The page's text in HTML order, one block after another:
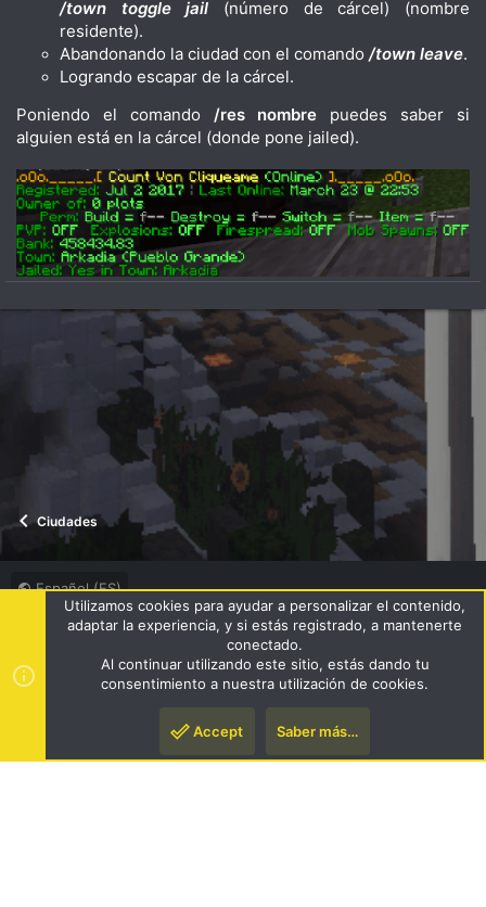
/town toggle jail (número de cárcel) (nombre
residente).
Abandonando la ciudad con el comando /town leave.
Logrando escapar de la cárcel.
Poniendo el comando /res nombre puedes saber si
alguien está en la cárcel (donde pone jailed).
Ciudades
Español (ES)
Términos y reglas
Política de privacidad Ayuda
R
S
Community platform by XenForo ® © 2010-2024 XenForo Ltd.
Utilizamos cookies para ayudar a personalizar el contenido,
adaptar la experiencia, y si estás registrado, a mantenerte
conectado.
Al continuar utilizando este sitio, estás dando tu
consentimiento a nuestra utilización de cookies.
Accept Saber más…